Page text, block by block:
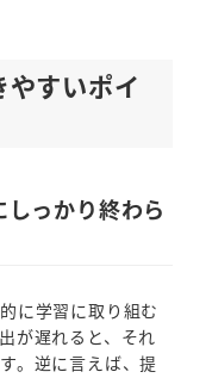
すいポイ
っかり終わら
に学習に取り組む
が遅れると、それ
。逆に言えば、提